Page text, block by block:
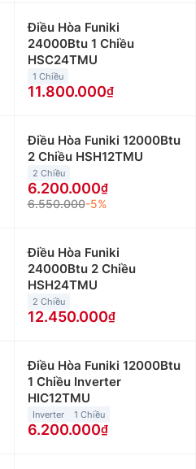
Điều Hòa Funiki
24000Btu 1 Chiều
HSC24TMU
1 Chiều
11.800.000
Điều Hòa Funiki 12000Btu
2 Chiều HSH12TMU
2 Chiều
6.200.000
6.550.000-5%
Điều Hòa Funiki
24000Btu 2 Chiều
HSH24TMU
2 Chiều
12.450.000
Điều Hòa Funiki 12000Btu
1 Chiều Inverter
HIC12TMU
Inverter 1 Chiều
6.200.000